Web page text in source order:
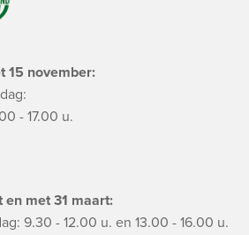
15 november:
- 17.00 u.
en met 31 maart:
9.30 - 12.00 u. en 13.00 - 16.00 u.